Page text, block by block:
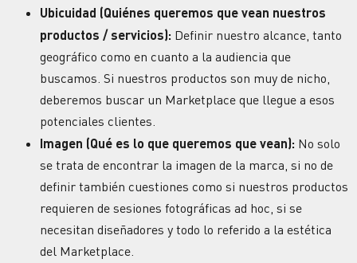
Ubicuidad (Quiénes queremos que vean nuestros
productos / servicios): Definir nuestro alcance, tanto
geográfico como en cuanto a la audiencia que
buscamos. Si nuestros productos son muy de nicho,
deberemos buscar un Marketplace que llegue a esos
potenciales clientes.
Imagen (Qué es lo que queremos que vean): No solo
se trata de encontrar la imagen de la marca, si no de
definir también cuestiones como si nuestros productos
requieren de sesiones fotográficas ad hoc, si se
necesitan diseñadores y todo lo referido a la estética
del Marketplace.